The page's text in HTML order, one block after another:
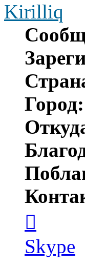
Kirilliq
Город:
пользователя
Kirilliq
Skype